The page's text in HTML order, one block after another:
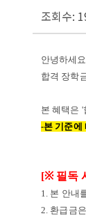
조회수:
안녕하세
합격 장학
본 혜택은
-본 기준에
[※ 필독
1. 본 안내
2. 환급금